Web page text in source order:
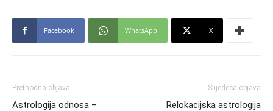
Facebook WhatsApp X
Prethodna objava
Astrologija odnosa –
Slijedeća objava
Relokacijska astrologija